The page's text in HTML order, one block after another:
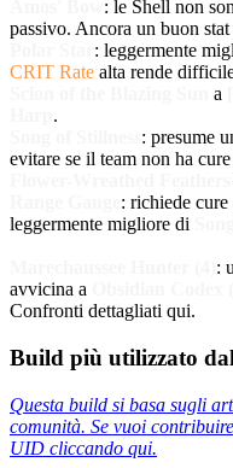
: le Shell non
passivo. Ancora un buon
: leggermente
CRIT Rate alta rende
a
.
: presume
evitare se il team non ha
: richiede
leggermente migliore di
:
avvicina a
Confronti dettagliati qui.
Build più utilizzato
Questa build si basa sugli
comunità. Se vuoi
UID cliccando qui.